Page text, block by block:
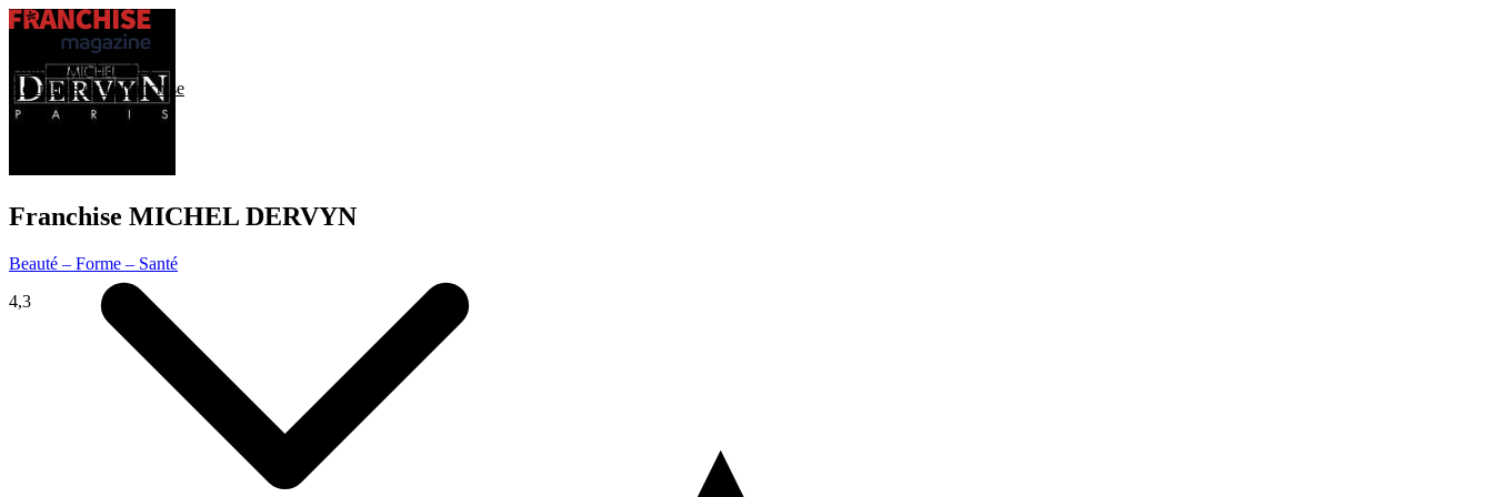
Trouver ma franchise
Actualités de la franchise
Franchise MICHEL DERVYN
Beauté – Forme – Santé
4,3